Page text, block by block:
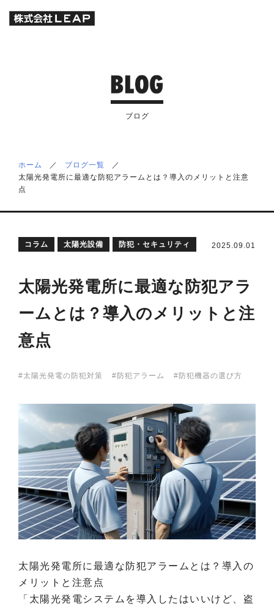
ブログ
ホーム ／ ブログ一覧
／
太陽光発電所に最適な防犯アラームとは？導入のメリットと注意
点
コラム 太陽光設備 防犯・セキュリティ 2025.09.01
太陽光発電所に最適な防犯アラ
ームとは？導入のメリットと注
意点
太陽光発電の防犯対策 防犯アラーム 防犯機器の選び方
太陽光発電所に最適な防犯アラームとは？導入の
メリットと注意点
「太陽光発電システムを導入したはいいけど、盗